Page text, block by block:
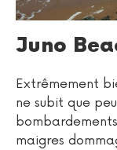
Juno
Extrêmement
ne subit que
maigres